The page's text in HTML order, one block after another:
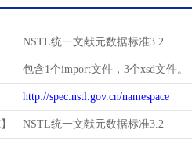
NSTL统一文献元数据标准3.2
包含1个import文件，3个xsd文件。
http://spec.nstl.gov.cn/namespace
NSTL统一文献元数据标准3.2